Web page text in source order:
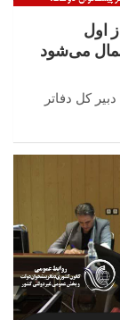
اول
کل دفاتر